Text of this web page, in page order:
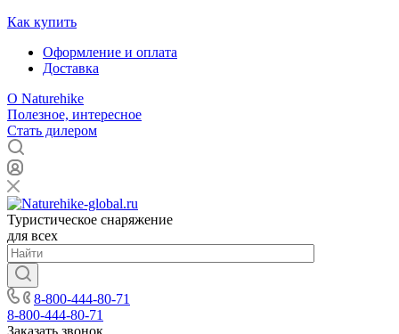
Как купить
Оформление и оплата
Доставка
О Naturehike
Полезное, интересное
Стать дилером
Туристическое снаряжение
для всех
8-800-444-80-71
8-800-444-80-71
Заказать звонок